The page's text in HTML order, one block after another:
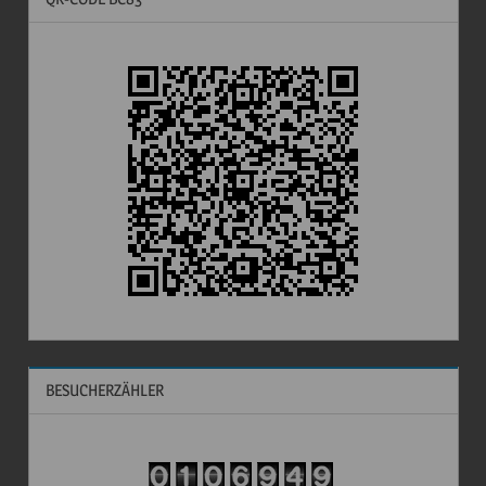
BESUCHERZÄHLER